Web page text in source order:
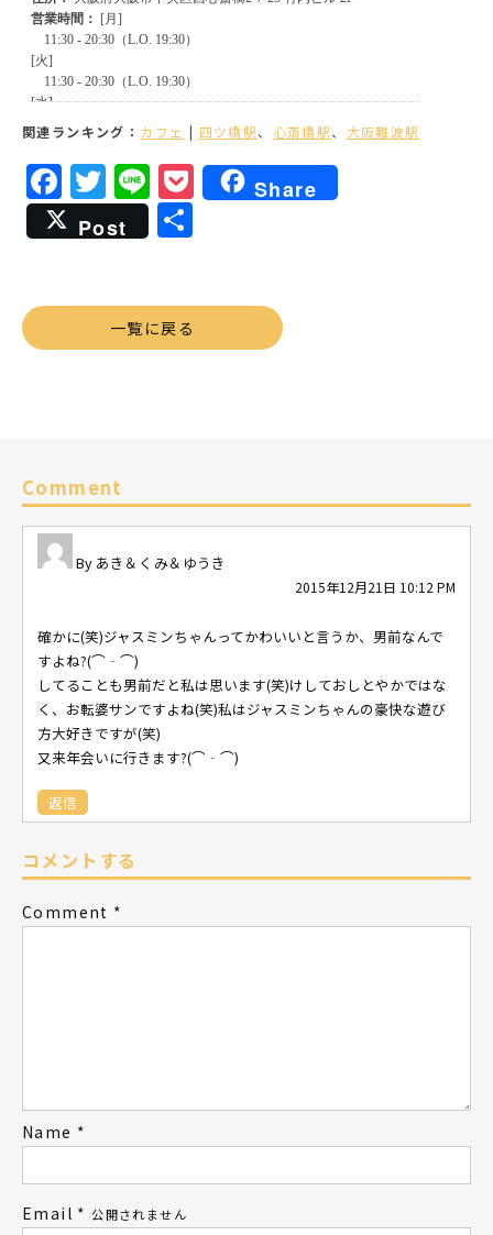
関連ランキング： カフェ | 四ツ橋駅、 心斎橋駅、 大阪難波駅
Facebook
Twitter
LinePocket
Share
Post
共
一覧に戻る
Comment
あき＆くみ＆ゆうき
2015年12月21日 10:12 PM
確かに(笑)ジャスミンちゃんってかわいいと言うか、男前なんで
すよね?(⌒‐⌒)
してることも男前だと私は思います(笑)けしておしとやかではな
く、お転婆サンですよね(笑)私はジャスミンちゃんの豪快な遊び
方大好きですが(笑)
又来年会いに行きます?(⌒‐⌒)
返信
コメントする
Comment *
Name *
Email * 公開されません